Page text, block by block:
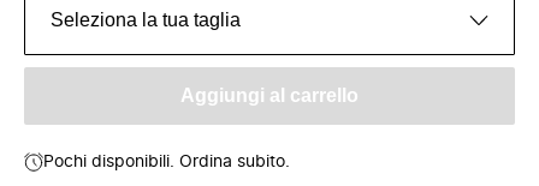
Seleziona la tua taglia
Aggiungi al carrello
Pochi disponibili. Ordina subito.